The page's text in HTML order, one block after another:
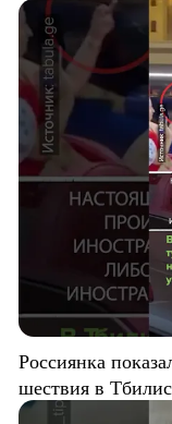
Россиянка
шествия в